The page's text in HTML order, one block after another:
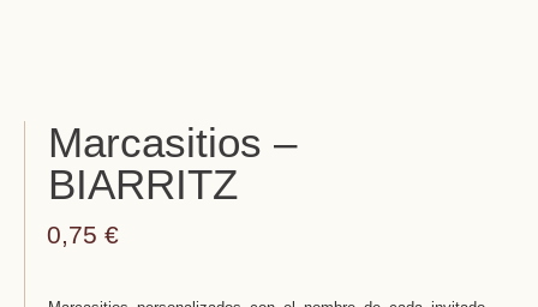
Marcasitios –
BIARRITZ
0,75 €